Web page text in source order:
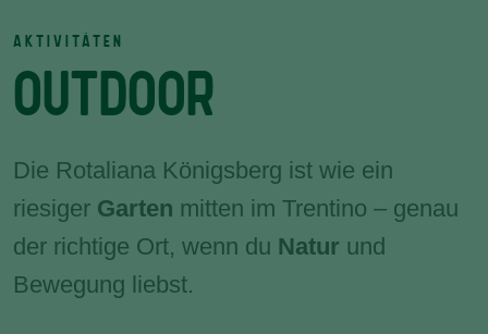
OUTDOOR
AKTIVITÄTEN
Die Rotaliana Königsberg ist wie ein
riesiger Garten mitten im Trentino – genau
der richtige Ort, wenn du Natur und
Bewegung liebst.